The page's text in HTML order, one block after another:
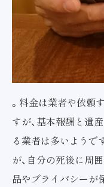
。料金は業者や依頼
すが、基本報酬と遺
る業者は多いようで
が、自分の死後に周
品やプライバシーが